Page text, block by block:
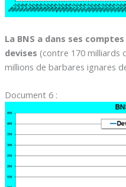
La BNS a dans ses
devises (contre 170 milliards
millions de barbares ignares
Document 6 :